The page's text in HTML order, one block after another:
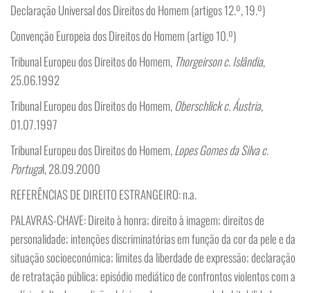
Declaração Universal dos Direitos do Homem (artigos 12.º, 19.º)
Convenção Europeia dos Direitos do Homem (artigo 10.º)
Tribunal Europeu dos Direitos do Homem, Thorgeirson c. Islândia,
25.06.1992
Tribunal Europeu dos Direitos do Homem,Oberschlick c. Áustria,
01.07.1997
Tribunal Europeu dos Direitos do Homem,Lopes Gomes da Silva c.
Portugal, 28.09.2000
REFERÊNCIAS DE DIREITO ESTRANGEIRO: n.a.
PALAVRAS-CHAVE: Direito à honra; direito à imagem; direitos de
personalidade; intenções discriminatórias em função da cor da pele e da
situação socioeconómica; limites da liberdade de expressão; declaração
de retratação pública; episódio mediático de confrontos violentos com a